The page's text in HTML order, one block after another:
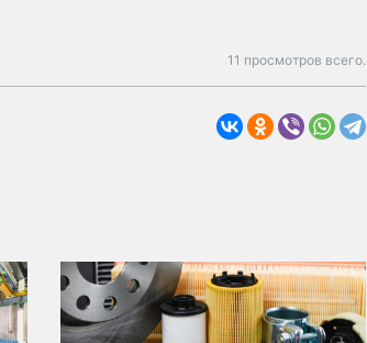
11 просмотров всего.